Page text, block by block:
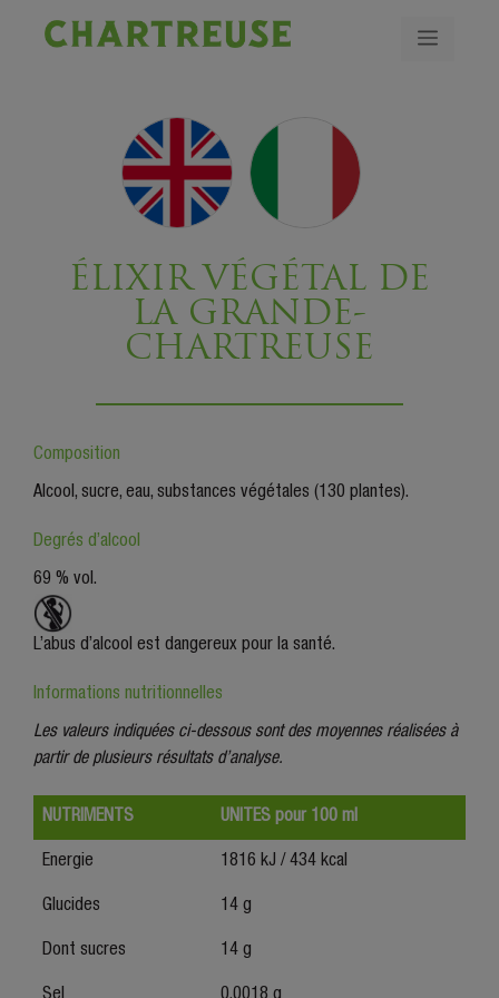
ÉLIXIR VÉGÉTAL DE
LA GRANDE-
CHARTREUSE
Composition
Alcool, sucre, eau, substances végétales (130 plantes).
Degrés d’alcool
69 % vol.
L’abus d’alcool est dangereux pour la santé.
Informations nutritionnelles
Les valeurs indiquées ci-dessous sont des moyennes réalisées à
partir de plusieurs résultats d’analyse.
NUTRIMENTS UNITES pour 100 ml
Energie 1816 kJ / 434 kcal
Glucides 14 g
Dont sucres 14 g